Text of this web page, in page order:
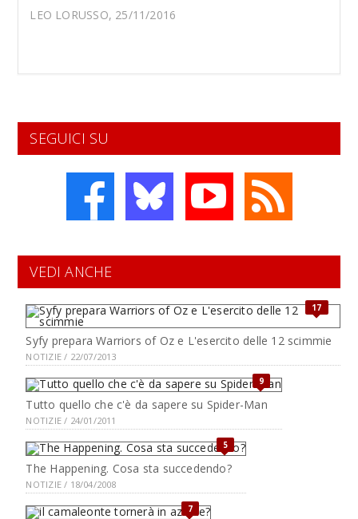
LEO LORUSSO, 25/11/2016
SEGUICI SU
VEDI ANCHE
17
Syfy prepara Warriors of Oz e L'esercito delle 12 scimmie
NOTIZIE / 22/07/2013
9
Tutto quello che c'è da sapere su Spider-Man
NOTIZIE / 24/01/2011
5
The Happening. Cosa sta succedendo?
NOTIZIE / 18/04/2008
7